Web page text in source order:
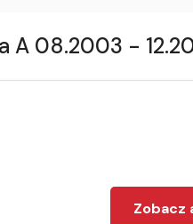
08.2003 -
Zobacz